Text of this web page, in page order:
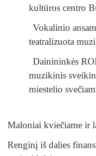
kultūros centro
Vokalinio
teatralizuota
Dainininkės
muzikinis
miestelio
Maloniai kviečiame ir
Renginį iš dalies